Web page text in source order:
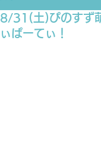
8/31(土)ぴのすず
ぃぱーてぃ！